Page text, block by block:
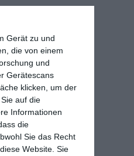
Gerät zu und
die von einem
und
Gerätescans
klicken, um der
auf die
Informationen
die
Sie das Recht
Website. Sie